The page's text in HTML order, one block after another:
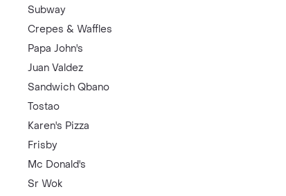
Subway
Crepes & Waffles
Papa John's
Juan Valdez
Sandwich Qbano
Tostao
Karen's Pizza
Frisby
Mc Donald's
Sr Wok